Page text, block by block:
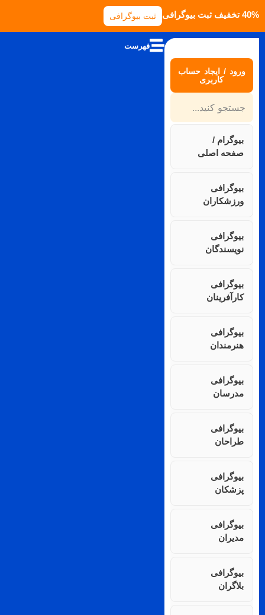
40% تخفیف ثبت بیوگرافی ثبت بیوگرافی
ورود / ایجاد حساب
کاربری
بیوگرام /
صفحه اصلی
بیوگرافی
ورزشکاران
بیوگرافی
نویسندگان
بیوگرافی
کارآفرینان
بیوگرافی
هنرمندان
بیوگرافی
مدرسان
بیوگرافی
طراحان
بیوگرافی
پزشکان
بیوگرافی
مدیران
بیوگرافی
بلاگران
فهرست